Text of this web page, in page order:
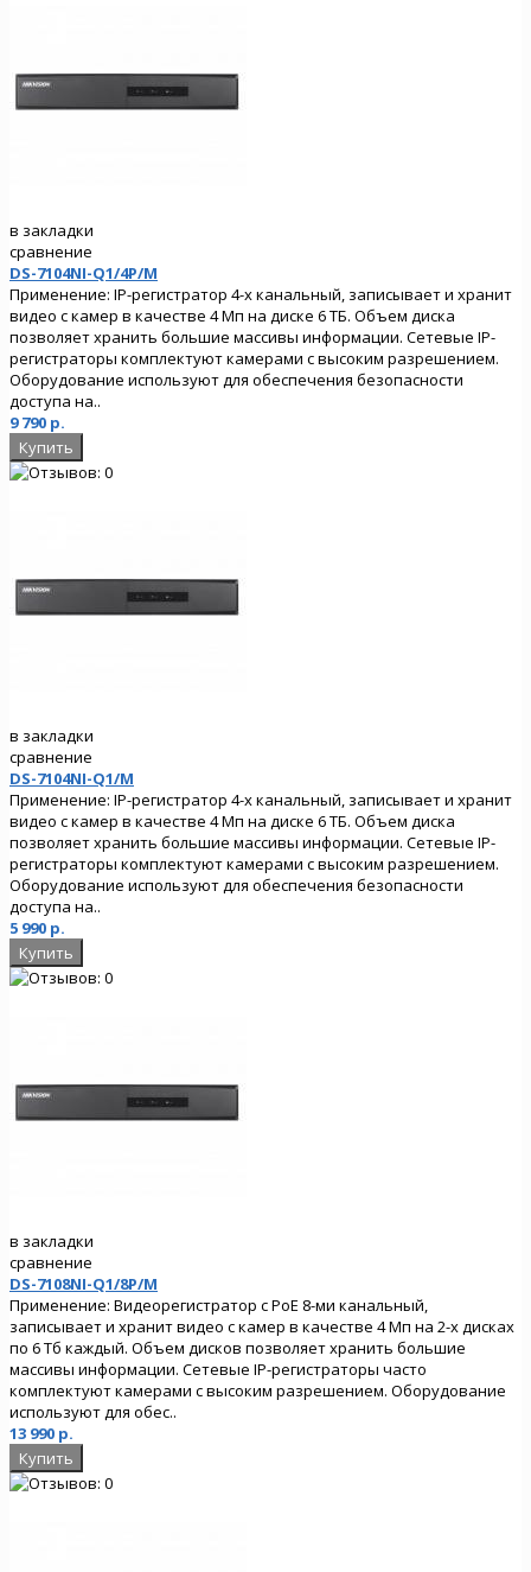
в закладки
сравнение
DS-7104NI-Q1/4P/M
Применение: IP-регистратор 4-х канальный, записывает и хранит
видео с камер в качестве 4 Мп на диске 6 ТБ. Объем диска
позволяет хранить большие массивы информации. Сетевые IP-
регистраторы комплектуют камерами с высоким разрешением.
Оборудование используют для обеспечения безопасности
доступа на..
9 790 р.
в закладки
сравнение
DS-7104NI-Q1/M
Применение: IP-регистратор 4-х канальный, записывает и хранит
видео с камер в качестве 4 Мп на диске 6 ТБ. Объем диска
позволяет хранить большие массивы информации. Сетевые IP-
регистраторы комплектуют камерами с высоким разрешением.
Оборудование используют для обеспечения безопасности
доступа на..
5 990 р.
в закладки
сравнение
DS-7108NI-Q1/8P/M
Применение: Видеорегистратор с PoE 8-ми канальный,
записывает и хранит видео с камер в качестве 4 Мп на 2-х дисках
по 6 Тб каждый. Объем дисков позволяет хранить большие
массивы информации. Сетевые IP-регистраторы часто
комплектуют камерами с высоким разрешением. Оборудование
используют для обес..
13 990 р.